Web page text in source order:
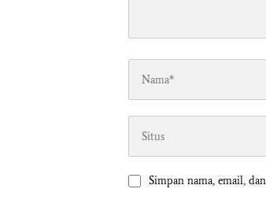
Simpan nama, email,